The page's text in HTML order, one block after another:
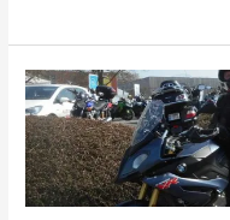
La
BMW
G
310
GS: